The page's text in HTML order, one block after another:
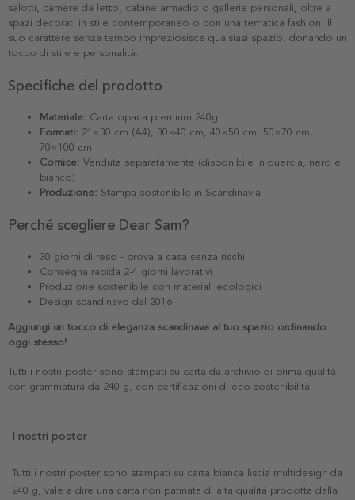
salotti, camere da letto, cabine armadio o gallerie personali, oltre a
spazi decorati in stile contemporaneo o con una tematica fashion. Il
suo carattere senza tempo impreziosisce qualsiasi spazio, donando un
tocco di stile e personalità.
Specifiche del prodotto
Materiale: Carta opaca premium 240g
Formati: 21×30 cm (A4), 30×40 cm, 40×50 cm, 50×70 cm,
70×100 cm
Cornice: Venduta separatamente (disponibile in quercia, nero e
bianco)
Produzione: Stampa sostenibile in Scandinavia
Perché scegliere Dear Sam?
30 giorni di reso - prova a casa senza rischi
Consegna rapida 2-4 giorni lavorativi
Produzione sostenibile con materiali ecologici
Design scandinavo dal 2016
Aggiungi un tocco di eleganza scandinava al tuo spazio ordinando
oggi stesso!
Tutti i nostri poster sono stampati su carta da archivio di prima qualità
con grammatura da 240 g, con certificazioni di eco-sostenibilità.
I nostri poster
Tutti i nostri poster sono stampati su carta bianca liscia multidesign da
240 g, vale a dire una carta non patinata di alta qualità prodotta dalla